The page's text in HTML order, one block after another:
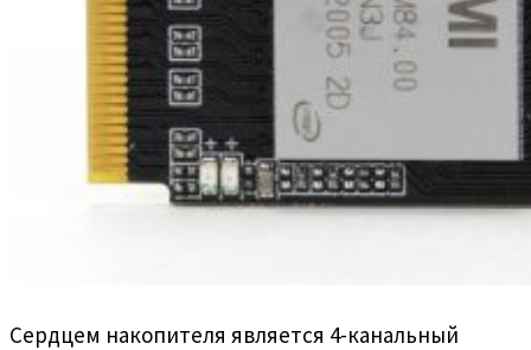
Сердцем накопителя является 4-канальный